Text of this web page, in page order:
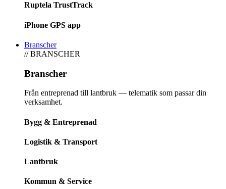
Ruptela TrustTrack
iPhone GPS app
Branscher
// BRANSCHER
Branscher
Från entreprenad till lantbruk — telematik som passar din
verksamhet.
Bygg & Entreprenad
Logistik & Transport
Lantbruk
Kommun & Service